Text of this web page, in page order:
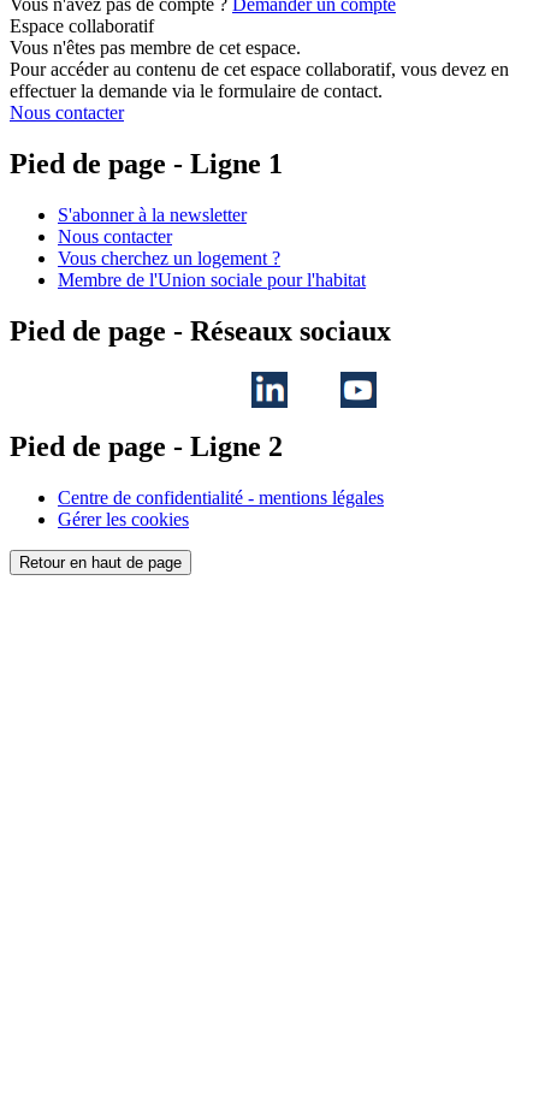
Vous n'avez pas de compte ? Demander un compte
Espace collaboratif
Vous n'êtes pas membre de cet espace.
Pour accéder au contenu de cet espace collaboratif, vous devez en
effectuer la demande via le formulaire de contact.
Nous contacter
Pied de page - Ligne 1
S'abonner à la newsletter
Nous contacter
Vous cherchez un logement ?
Membre de l'Union sociale pour l'habitat
Pied de page - Réseaux sociaux
Pied de page - Ligne 2
Centre de confidentialité - mentions légales
Gérer les cookies
Retour en haut de page